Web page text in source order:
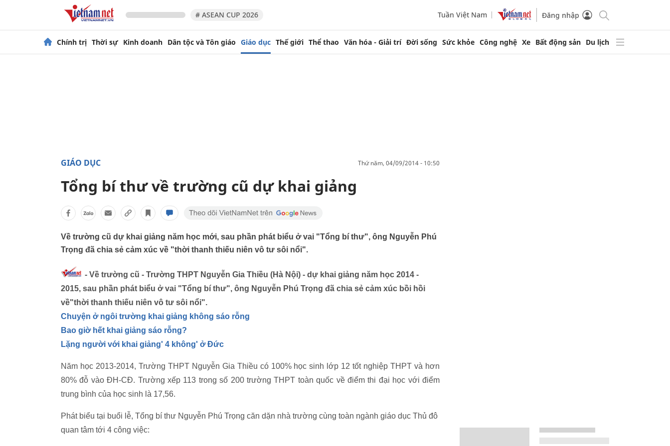
# ASEAN CUP 2026 Tuần Việt Nam Đăng nhập
Chính trị Thời sự Kinh doanh Dân tộc và Tôn giáo Giáo dục Thế giới Thể thao Văn hóa - Giải trí Đời sống Sức khỏe Công nghệ Xe Bất động sản Du lịch
GIÁO DỤC thứ năm, 04/09/2014 - 10:50
Tổng bí thư về trường cũ dự khai giảng
Về trường cũ dự khai giảng năm học mới, sau phần phát biểu ở vai "Tổng bí thư", ông Nguyễn Phú
Trọng đã chia sẻ cảm xúc về "thời thanh thiếu niên vô tư sôi nổi".
- Về trường cũ - Trường THPT Nguyễn Gia Thiều (Hà Nội) - dự khai giảng năm học 2014 -
2015, sau phần phát biểu ở vai "Tổng bí thư", ông Nguyễn Phú Trọng đã chia sẻ cảm xúc bồi hồi
về"thời thanh thiếu niên vô tư sôi nổi".
Chuyện ở ngôi trường khai giảng không sáo rỗng
Bao giờ hết khai giảng sáo rỗng?
Lặng người với khai giảng' 4 không' ở Đức
Năm học 2013-2014, Trường THPT Nguyễn Gia Thiều có 100% học sinh lớp 12 tốt nghiệp THPT và hơn
80% đỗ vào ĐH-CĐ. Trường xếp 113 trong số 200 trường THPT toàn quốc về điểm thi đại học với điểm
trung bình của học sinh là 17,56.
Phát biểu tại buổi lễ, Tổng bí thư Nguyễn Phú Trọng căn dặn nhà trường cùng toàn ngành giáo dục Thủ đô
quan tâm tới 4 công việc: